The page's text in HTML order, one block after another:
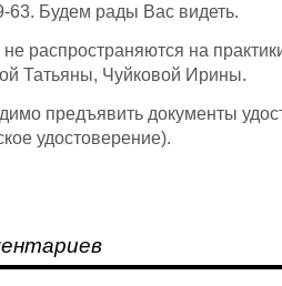
63. Будем рады Вас видеть.
распространяются на
Татьяны, Чуйковой Ирины.
предъявить документы
удостоверение).